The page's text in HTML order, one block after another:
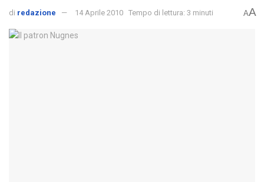
di redazione 14 Aprile 2010 Tempo di lettura: 3 minuti AA